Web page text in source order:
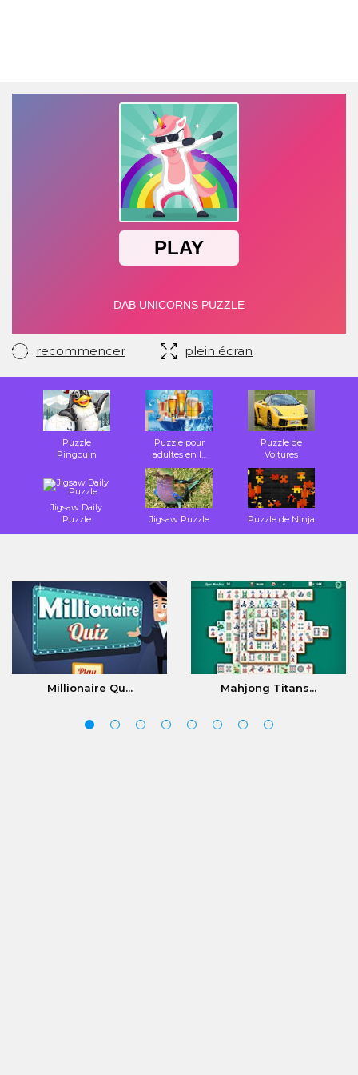
recommencer plein écran
Puzzle
Pingouin
Puzzle pour
adultes en l...
Puzzle de
Voitures
Jigsaw Daily
Puzzle
Jigsaw Puzzle Puzzle de Ninja
Millionaire Qu... Mahjong Titans...